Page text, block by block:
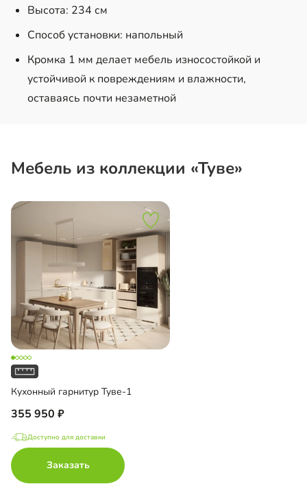
Высота: 234 см
Способ установки: напольный
Кромка 1 мм делает мебель износостойкой и
устойчивой к повреждениям и влажности,
оставаясь почти незаметной
Мебель из коллекции «Туве»
Кухонный гарнитур Туве-1
355 950
Доступно для доставки
Заказать